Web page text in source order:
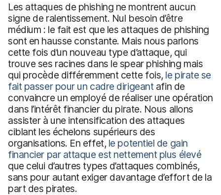
Les attaques de phishing ne montrent aucun
signe de ralentissement. Nul besoin d’être
médium : le fait est que les attaques de phishing
sont en hausse constante. Mais nous parlons
cette fois d’un nouveau type d’attaque, qui
trouve ses racines dans le spear phishing mais
qui procède différemment cette fois, le pirate se
fait passer pour un cadre dirigeant afin de
convaincre un employé de réaliser une opération
dans l’intérêt financier du pirate. Nous allons
assister à une intensification des attaques
ciblant les échelons supérieurs des
organisations. En effet, le potentiel de gain
financier par attaque est nettement plus élevé
que celui d’autres types d’attaques combinés,
sans pour autant exiger davantage d’effort de la
part des pirates.